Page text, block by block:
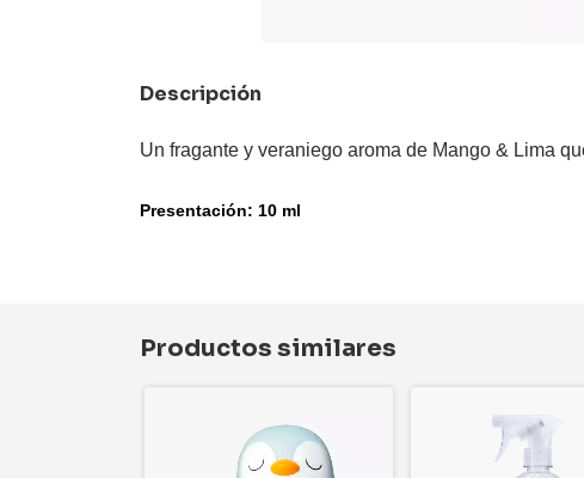
Descripción
Un fragante y veraniego aroma de Mango & Lima
Presentación: 10 ml
Productos similares